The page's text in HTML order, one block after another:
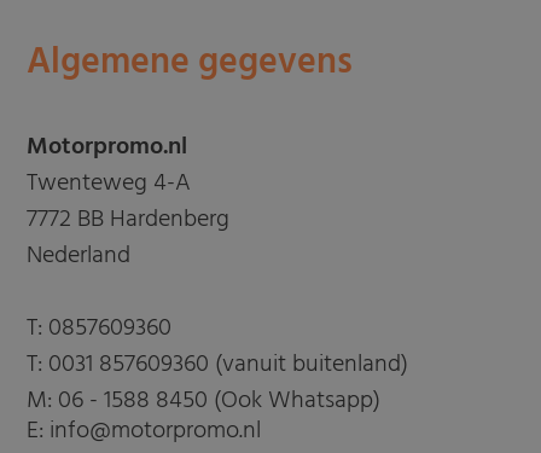
Algemene gegevens
Motorpromo.nl
Twenteweg 4-A
7772 BB Hardenberg
Nederland
T: 0857609360
T: 0031 857609360 (vanuit buitenland)
M: 06 - 1588 8450 (Ook Whatsapp)
E: info@motorpromo.nl